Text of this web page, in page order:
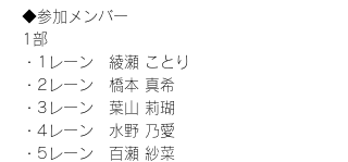
◆参加メンバー
1部
・1レーン　綾瀬 ことり
・2レーン　橋本 真希
・3レーン　葉山 莉瑚
・4レーン　水野 乃愛
・5レーン　百瀬 紗菜